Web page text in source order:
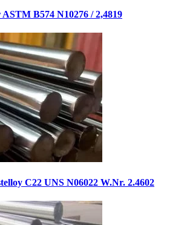
B574 N10276 / 2,4819
C22 UNS N06022 W.Nr. 2.4602